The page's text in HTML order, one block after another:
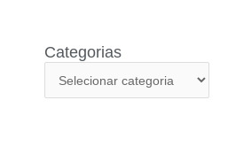
Categorias